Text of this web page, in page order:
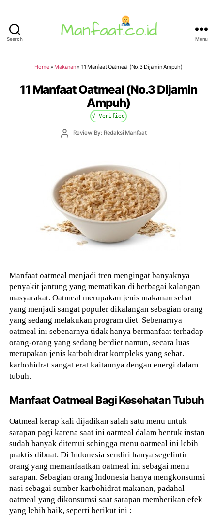
Search Menu
Home» Makanan» 11 Manfaat Oatmeal (No.3 Dijamin Ampuh)
11 Manfaat Oatmeal (No.3 Dijamin
Ampuh)
√ Verified
PostReview By: Redaksi Manfaat
Manfaat oatmeal menjadi tren mengingat banyaknya
penyakit jantung yang mematikan di berbagai kalangan
masyarakat. Oatmeal merupakan jenis makanan sehat
yang menjadi sangat populer dikalangan sebagian orang
yang sedang melakukan program diet. Sebenarnya
oatmeal ini sebenarnya tidak hanya bermanfaat terhadap
orang-orang yang sedang berdiet namun, secara luas
merupakan jenis karbohidrat kompleks yang sehat.
karbohidrat sangat erat kaitannya dengan energi dalam
tubuh.
Manfaat Oatmeal Bagi Kesehatan Tubuh
Oatmeal kerap kali dijadikan salah satu menu untuk
sarapan pagi karena saat ini oatmeal dalam bentuk instan
sudah banyak ditemui sehingga menu oatmeal ini lebih
praktis dibuat. Di Indonesia sendiri hanya segelintir
orang yang memanfaatkan oatmeal ini sebagai menu
sarapan. Sebagian orang Indonesia hanya mengkonsumsi
nasi sebagai sumber karbohidrat makanan, padahal
oatmeal yang dikonsumsi saat sarapan memberikan efek
yang lebih baik, seperti berikut ini :